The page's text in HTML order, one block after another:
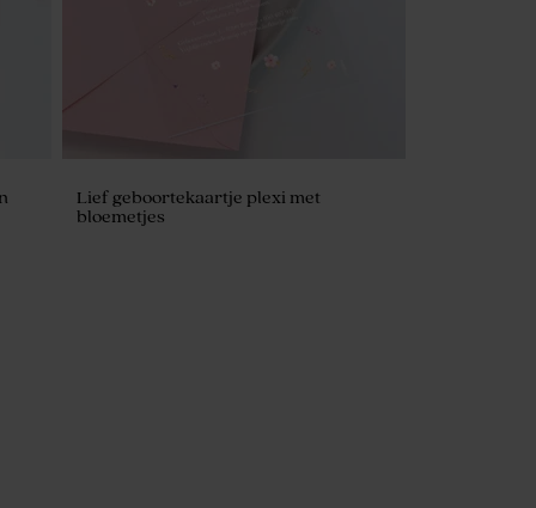
Lief geboortekaartje plexi met
bloemetjes